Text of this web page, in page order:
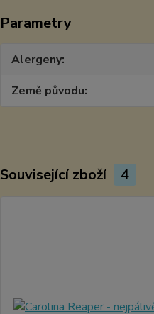
Parametry
Alergeny
Země původu
Související zboží 4